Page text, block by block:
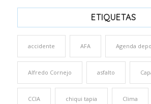
ETIQUETAS
accidente AFA Agenda
Alfredo Cornejo asfalto
CCIA chiqui tapia Clima